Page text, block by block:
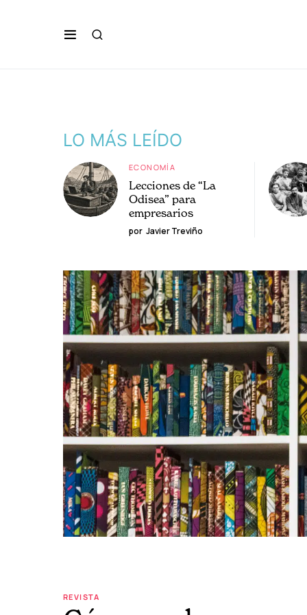
LO MÁS LEÍDO
ECONOMÍA
Lecciones de “La
Odisea” para
empresarios
por Javier Treviño
REVISTA